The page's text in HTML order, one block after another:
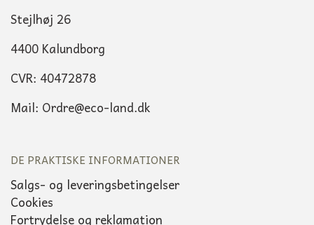
Stejlhøj 26
4400 Kalundborg
CVR: 40472878
Mail: Ordre@eco-land.dk
DE PRAKTISKE INFORMATIONER
Salgs- og leveringsbetingelser
Cookies
Fortrydelse og reklamation